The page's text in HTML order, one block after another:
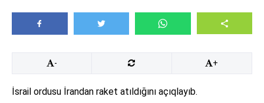
- +
İsrail ordusu İrandan raket atıldığını açıqlayıb.